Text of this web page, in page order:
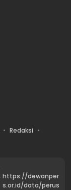
Redaksi
https://dewanper
s.or.id/data/perus